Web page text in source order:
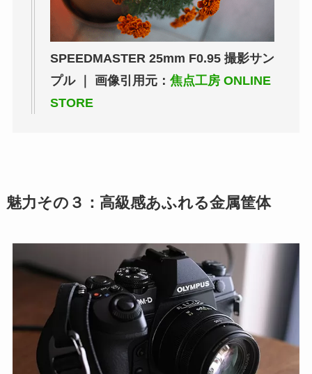
SPEEDMASTER 25mm F0.95 撮影サン
プル ｜ 画像引用元： 焦点工房 ONLINE
STORE
魅力その３：高級感あふれる金属筐体